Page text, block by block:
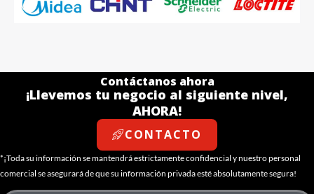
Contáctanos ahora
¡Llevemos tu negocio al siguiente nivel,
AHORA!
CONTACTO
*¡Toda su información se mantendrá estrictamente confidencial y nuestro personal
comercial se asegurará de que su información privada esté absolutamente segura!